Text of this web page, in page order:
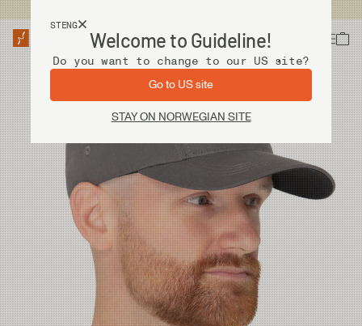
STENG
Welcome to Guideline!
Do you want to change to our US site?
Go to US site
STAY ON NORWEGIAN SITE